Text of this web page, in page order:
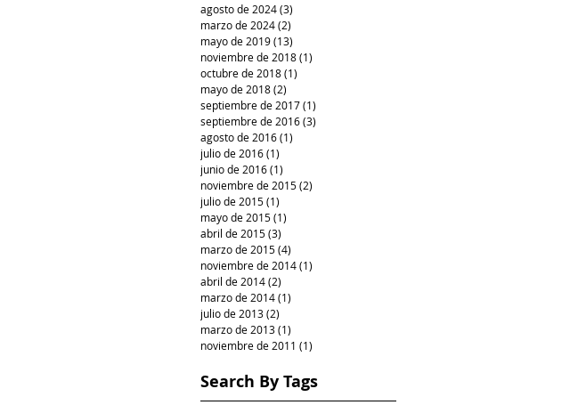
agosto de 2024(3)
marzo de 2024(2)
mayo de 2019(13)
noviembre de 2018(1)
octubre de 2018(1)
mayo de 2018(2)
septiembre de 2017(1)
septiembre de 2016(3)
agosto de 2016(1)
julio de 2016(1)
junio de 2016(1)
noviembre de 2015(2)
julio de 2015(1)
mayo de 2015(1)
abril de 2015(3)
marzo de 2015(4)
noviembre de 2014(1)
abril de 2014(2)
marzo de 2014(1)
julio de 2013(2)
marzo de 2013(1)
noviembre de 2011 (1)
Search By Tags